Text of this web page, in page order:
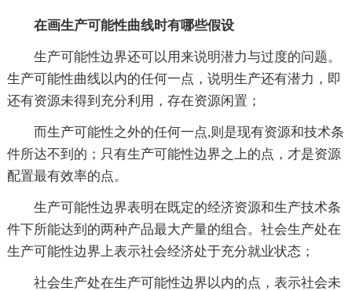
在画生产可能性曲线时有哪些假设
生产可能性边界还可以用来说明潜力与过度的问题。
生产可能性曲线以内的任何一点，说明生产还有潜力，即
还有资源未得到充分利用，存在资源闲置；
而生产可能性之外的任何一点,则是现有资源和技术条
件所达不到的；只有生产可能性边界之上的点，才是资源
配置最有效率的点。
生产可能性边界表明在既定的经济资源和生产技术条
件下所能达到的两种产品最大产量的组合。社会生产处在
生产可能性边界上表示社会经济处于充分就业状态；
社会生产处在生产可能性边界以内的点，表示社会未